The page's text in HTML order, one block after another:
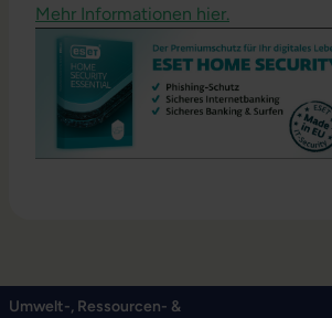
Mehr Informationen hier.
Umwelt-, Ressourcen- &